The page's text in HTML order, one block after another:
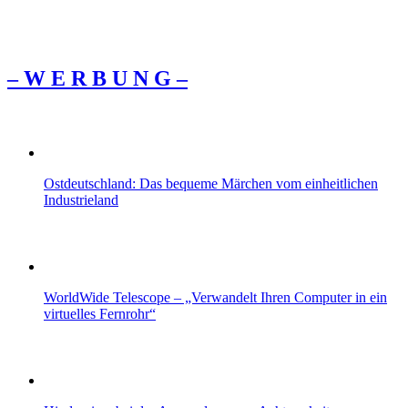
– W Ε R Β U Ν G –
Ostdeutschland: Das bequeme Märchen vom einheitlichen
Industrieland
WorldWide Telescope – „Verwandelt Ihren Computer in ein
virtuelles Fernrohr“